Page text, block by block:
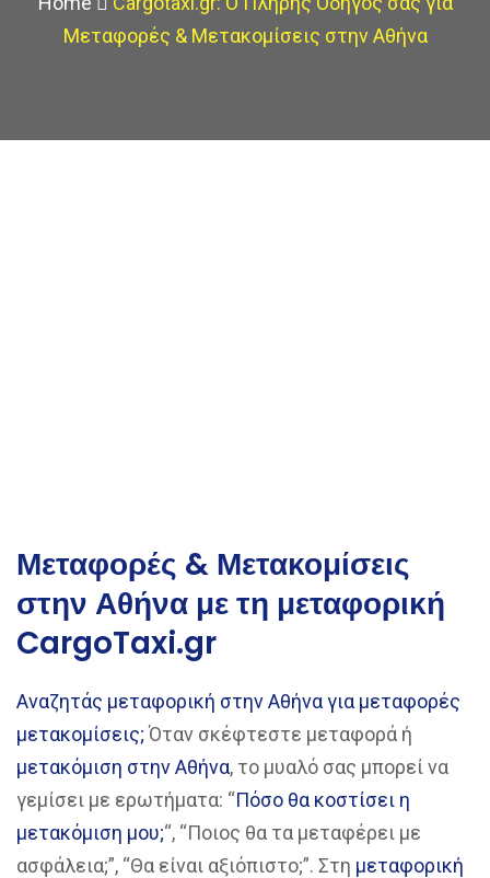
Μεταφορές & Μετακομίσεις στην Αθήνα
Μεταφορές & Μετακομίσεις
στην Αθήνα με τη μεταφορική
CargoTaxi.gr
Αναζητάς μεταφορική στην Αθήνα για μεταφορές
μετακομίσεις;Όταν σκέφτεστε μεταφορά ή
μετακόμιση στην Αθήνα, το μυαλό σας μπορεί να
γεμίσει με ερωτήματα: “Πόσο θα κοστίσει η
μετακόμιση μου;“, “Ποιος θα τα μεταφέρει με
ασφάλεια;”, “Θα είναι αξιόπιστο;”. Στη μεταφορική